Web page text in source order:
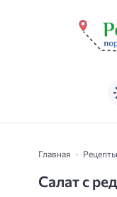
Главная Рецепты
Салат с